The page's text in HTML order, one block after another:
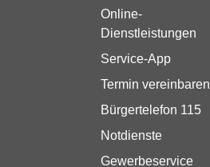
Online-
Dienstleistungen
Service-App
Termin vereinbaren
Bürgertelefon 115
Notdienste
Gewerbeservice